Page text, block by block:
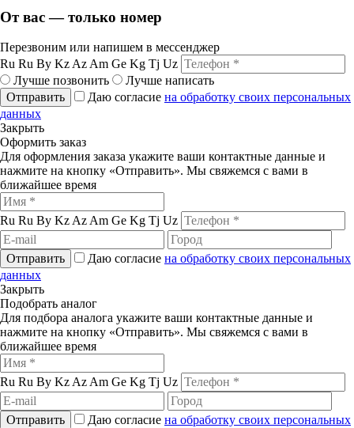
От вас — только номер
Перезвоним или напишем в мессенджер
Ru Ru By Kz Az Am Ge Kg Tj Uz
Лучше позвонить
Лучше написать
Отправить
Даю согласие на обработку своих персональных
данных
Закрыть
Оформить заказ
Для оформления заказа укажите ваши контактные данные и
нажмите на кнопку «Отправить». Мы свяжемся с вами в
ближайшее время
Ru Ru By Kz Az Am Ge Kg Tj Uz
Отправить Даю согласие на обработку своих персональных
данных
Закрыть
Подобрать аналог
Для подбора аналога укажите ваши контактные данные и
нажмите на кнопку «Отправить». Мы свяжемся с вами в
ближайшее время
Ru Ru By Kz Az Am Ge Kg Tj Uz
Отправить Даю согласие на обработку своих персональных